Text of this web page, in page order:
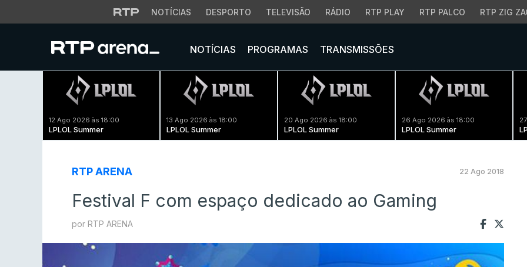
NOTÍCIAS DESPORTO TELEVISÃO RÁDIO RTP PLAY RTP PALCO RTP ZIG
NOTÍCIAS PROGRAMAS TRANSMISSÕES
12 Ago 2026 às 18:00
LPLOL Summer
13 Ago 2026 às 18:00
LPLOL Summer
20 Ago 2026 às 18:00
LPLOL Summer
26 Ago 2026 às 18:00
LPLOL Summer
RTP ARENA 22 Ago 2018
Festival F com espaço dedicado ao Gaming
por RTP ARENA